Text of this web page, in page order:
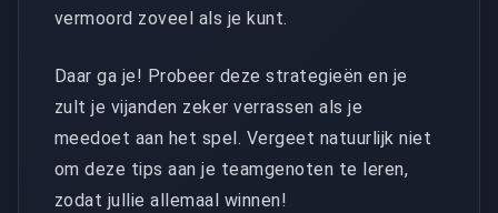
vermoord zoveel als je kunt.
Daar ga je! Probeer deze strategieën en je
zult je vijanden zeker verrassen als je
meedoet aan het spel. Vergeet natuurlijk niet
om deze tips aan je teamgenoten te leren,
zodat jullie allemaal winnen!